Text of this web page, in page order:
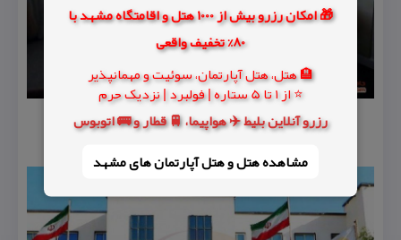
🎁 امکان رزرو بیش از 1000 هتل و اقامتگاه مشهد با
80% تخفیف واقعی
🏨 هتل، هتل آپارتمان، سوئیت و مهمانپذیر
⭐ از 1 تا 5 ستاره | فولبرد | نزدیک حرم
رزرو آنلاین بلیط ✈️ هواپیما، 🚆 قطار و 🚌 اتوبوس
مشاهده هتل و هتل‌ آپارتمان های مشهد